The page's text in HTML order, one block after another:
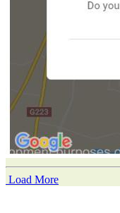
Load More